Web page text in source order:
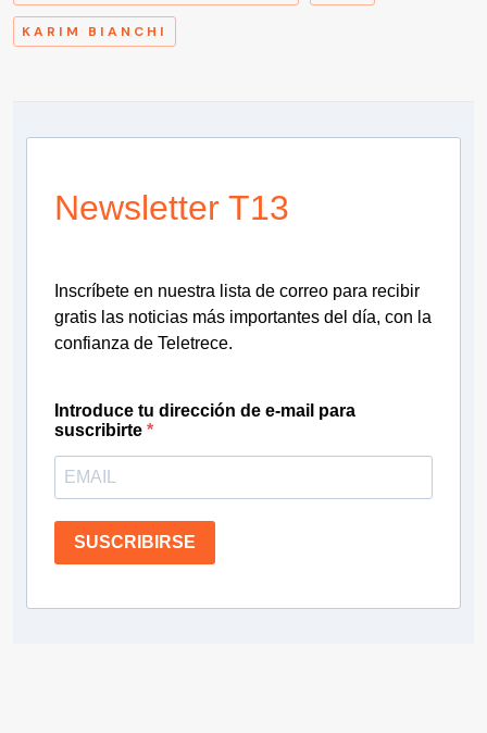
KARIM BIANCHI
Newsletter T13
Inscríbete en nuestra lista de correo para recibir
gratis las noticias más importantes del día, con la
confianza de Teletrece.
Introduce tu dirección de e-mail para
suscribirte
SUSCRIBIRSE